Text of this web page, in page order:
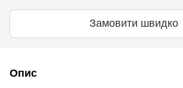
Замовити швидко
Опис